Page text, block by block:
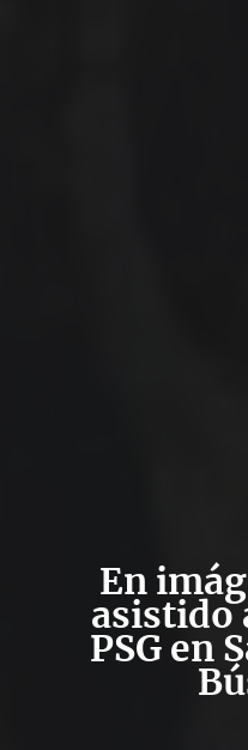
En
asistido
PSG en